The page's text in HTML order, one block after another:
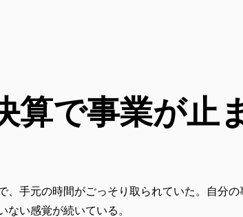
算で事業が止
、手元の時間がごっそり取られていた。自分
い感覚が続いている。